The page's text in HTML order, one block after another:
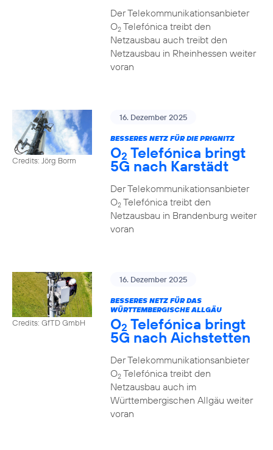
Der Telekommunikationsanbieter
O2Telefónica treibt den
Netzausbau auch treibt den
Netzausbau in Rheinhessen weiter
voran
Credits: Jörg Borm
16. Dezember 2025
BESSERES NETZ FÜR DIE PRIGNITZ
O2 Telefónica bringt
5G nach Karstädt
Der Telekommunikationsanbieter
O2Telefónica treibt den
Netzausbau in Brandenburg weiter
voran
Credits: GfTD GmbH
16. Dezember 2025
BESSERES NETZ FÜR DAS
WÜRTTEMBERGISCHE ALLGÄU
O2 Telefónica bringt
5G nach Aichstetten
Der Telekommunikationsanbieter
O2Telefónica treibt den
Netzausbau auch im
Württembergischen Allgäu weiter
voran